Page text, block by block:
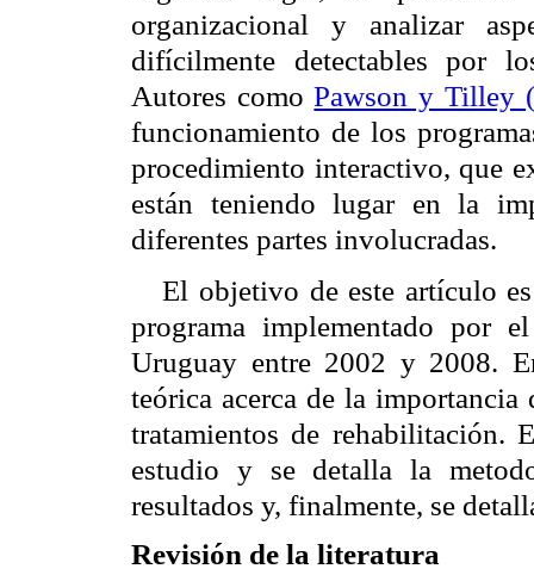
organizacional y analizar
difícilmente detectables por
Autores comoPawson y Tilley
funcionamiento de los
procedimiento interactivo, que
están teniendo lugar en la
diferentes partes involucradas.
El objetivo de este artículo
programa implementado por
Uruguay entre 2002 y 2008.
teórica acerca de la
tratamientos de rehabilitación.
estudio y se detalla la
resultados y, finalmente, se
Revisión de la literatura